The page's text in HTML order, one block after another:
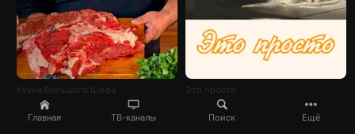
Главная ТВ-каналы Поиск Ещё
Кухня Большого Шефа Это просто